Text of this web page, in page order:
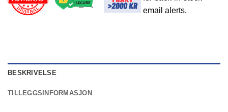
email alerts.
BESKRIVELSE
TILLEGGSINFORMASJON